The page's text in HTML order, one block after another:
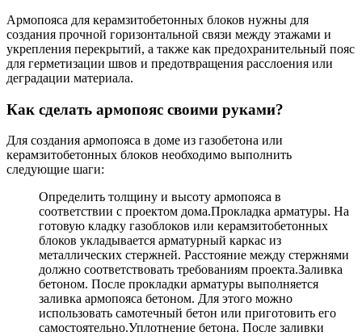
Армопояса для керамзитобетонных блоков нужны для
создания прочной горизонтальной связи между этажами и
укрепления перекрытий, а также как предохранительный пояс
для герметизации швов и предотвращения расслоения или
деградации материала.
Как сделать армопояс своими руками?
Для создания армопояса в доме из газобетона или
керамзитобетонных блоков необходимо выполнить
следующие шаги:
Определить толщину и высоту армопояса в
соответствии с проектом дома.Прокладка арматуры. На
готовую кладку газоблоков или керамзитобетонных
блоков укладывается арматурный каркас из
металлических стержней. Расстояние между стержнями
должно соответствовать требованиям проекта.Заливка
бетоном. После прокладки арматуры выполняется
заливка армопояса бетоном. Для этого можно
использовать самотечный бетон или приготовить его
самостоятельно.Уплотнение бетона. После заливки